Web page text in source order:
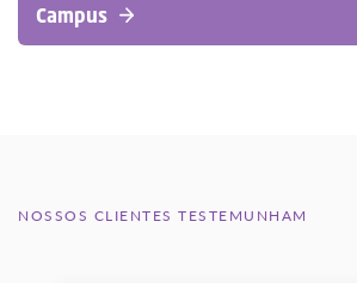
Campus
NOSSOS CLIENTES TESTEMUNHAM